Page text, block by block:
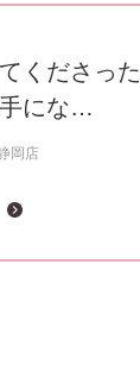
くださった
にな…
岡店